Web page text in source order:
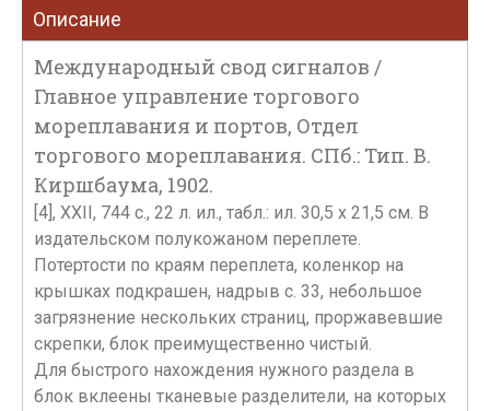
Описание
Международный свод сигналов /
Главное управление торгового
мореплавания и портов, Отдел
торгового мореплавания. СПб.: Тип. В.
Киршбаума, 1902.
[4], XXII, 744 с., 22 л. ил., табл.: ил. 30,5 x 21,5 cм. В
издательском полукожаном переплете.
Потертости по краям переплета, коленкор на
крышках подкрашен, надрыв с. 33, небольшое
загрязнение нескольких страниц, проржавевшие
скрепки, блок преимущественно чистый.
Для быстрого нахождения нужного раздела в
блок вклеены тканевые разделители, на которых